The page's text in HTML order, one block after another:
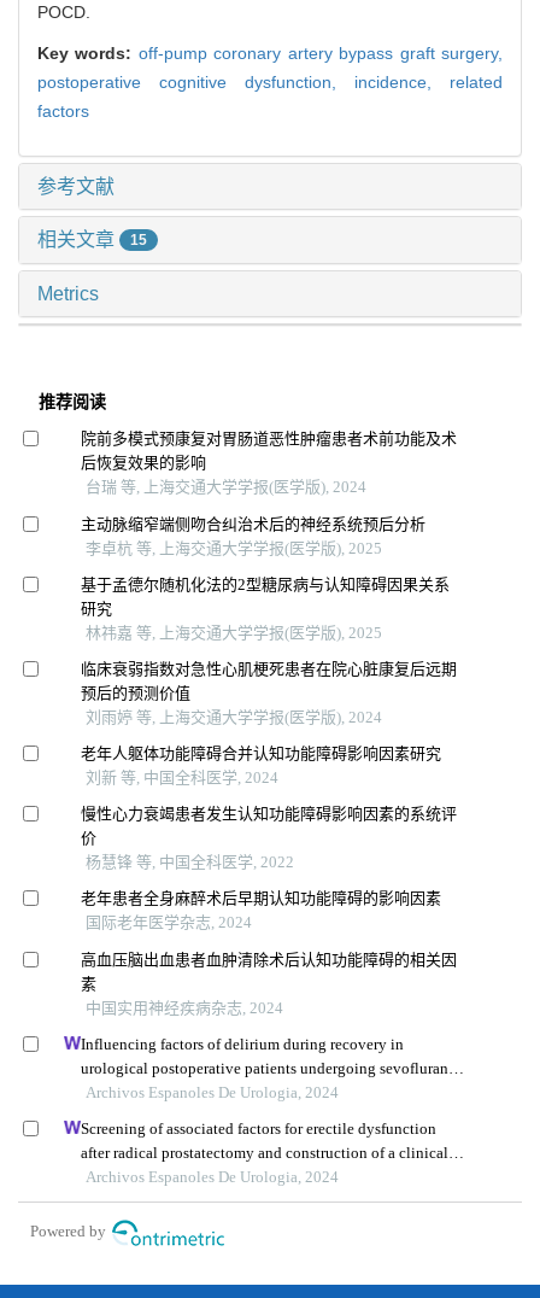
POCD.
Key words: off-pump coronary artery bypass graft surgery,
postoperative cognitive dysfunction, incidence, related
factors
参考文献
相关文章 15
Metrics
推荐阅读
院前多模式预康复对胃肠道恶性肿瘤患者术前功能及术
后恢复效果的影响
台瑞 等, 上海交通大学学报(医学版), 2024
主动脉缩窄端侧吻合纠治术后的神经系统预后分析
李卓杭 等, 上海交通大学学报(医学版), 2025
基于孟德尔随机化法的2型糖尿病与认知障碍因果关系
研究
林祎嘉 等, 上海交通大学学报(医学版), 2025
临床衰弱指数对急性心肌梗死患者在院心脏康复后远期
预后的预测价值
刘雨婷 等, 上海交通大学学报(医学版), 2024
老年人躯体功能障碍合并认知功能障碍影响因素研究
刘新 等, 中国全科医学, 2024
慢性心力衰竭患者发生认知功能障碍影响因素的系统评
价
杨慧锋 等, 中国全科医学, 2022
老年患者全身麻醉术后早期认知功能障碍的影响因素
国际老年医学杂志, 2024
高血压脑出血患者血肿清除术后认知功能障碍的相关因
素
中国实用神经疾病杂志, 2024
Influencing factors of delirium during recovery in
urological postoperative patients undergoing sevoflurane
anaesthesia
Archivos Espanoles De Urologia, 2024
Screening of associated factors for erectile dysfunction
after radical prostatectomy and construction of a clinical
risk assessment model: a retrospective study
Archivos Espanoles De Urologia, 2024
Powered by